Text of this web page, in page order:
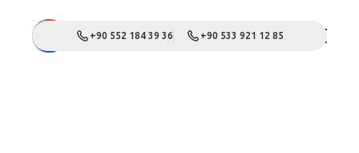
+90 552 184 39 36 +90 533 921 12 85